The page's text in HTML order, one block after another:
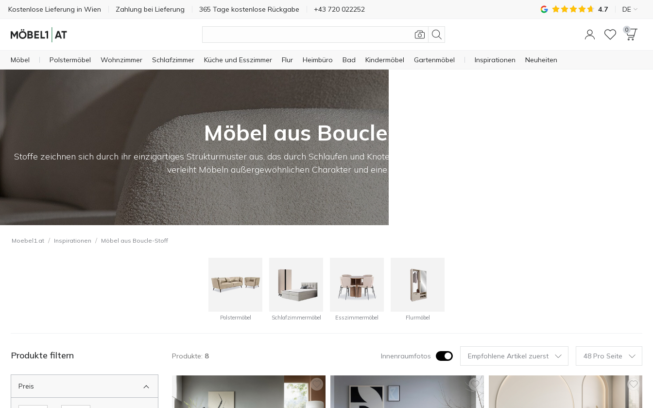
Kostenlose Lieferung in Wien Zahlung bei Lieferung 365 Tage kostenlose Rückgabe +43 720 022252 4.7 DE
0
Möbel Polstermöbel Wohnzimmer Schlafzimmer Küche und Esszimmer Flur Heimbüro Bad Kindermöbel Gartenmöbel Inspirationen Neuheiten
Möbel aus Boucle-Stoff
Stoffe zeichnen sich durch ihr einzigartiges Strukturmuster aus, das durch Schlaufen und Knoten unterschiedlicher Größe entsteht. Dieses besondere Merkmal
verleiht Möbeln außergewöhnlichen Charakter und eine gemütliche Atmosphäre.
Moebel1.at / Inspirationen / Möbel aus Boucle-Stoff
Polstermöbel Schlafzimmermöbel Esszimmermöbel Flurmöbel
Produkte filtern
Preis
Produkte: 8 Innenraumfotos Empfohlene Artikel zuerst 48 Pro Seite